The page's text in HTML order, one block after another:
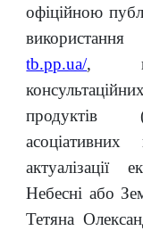
офіційною
tb.pp.ua/,
продуктів
актуалізації
Небесні або
Тетяна